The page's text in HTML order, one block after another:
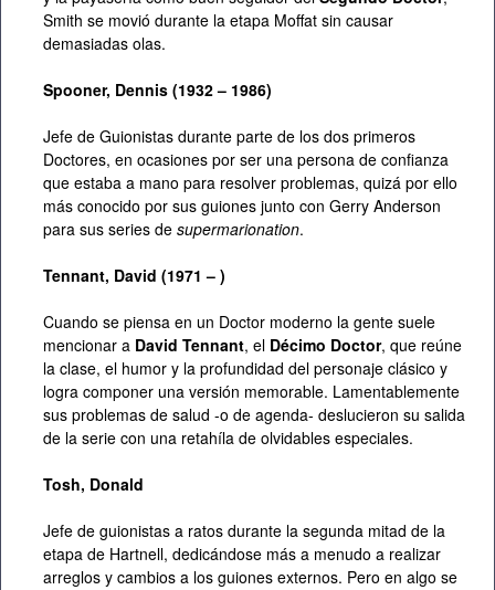
Smith se movió durante la etapa Moffat sin causar
demasiadas olas.
Spooner, Dennis (1932 – 1986)
Jefe de Guionistas durante parte de los dos primeros
Doctores, en ocasiones por ser una persona de confianza
que estaba a mano para resolver problemas, quizá por ello
más conocido por sus guiones junto con Gerry Anderson
para sus series de supermarionation.
Tennant, David (1971 – )
Cuando se piensa en un Doctor moderno la gente suele
mencionar a David Tennant, el Décimo Doctor, que reúne
la clase, el humor y la profundidad del personaje clásico y
logra componer una versión memorable. Lamentablemente
sus problemas de salud -o de agenda- deslucieron su salida
de la serie con una retahíla de olvidables especiales.
Tosh, Donald
Jefe de guionistas a ratos durante la segunda mitad de la
etapa de Hartnell, dedicándose más a menudo a realizar
arreglos y cambios a los guiones externos. Pero en algo se